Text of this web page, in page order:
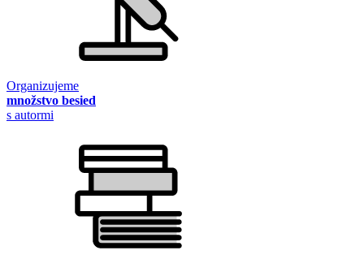
Organizujeme
množstvo besied
s autormi